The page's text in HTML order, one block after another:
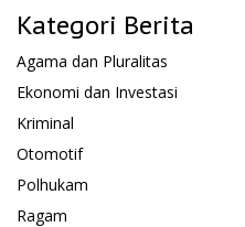
Kategori Berita
Agama dan Pluralitas
Ekonomi dan Investasi
Kriminal
Otomotif
Polhukam
Ragam